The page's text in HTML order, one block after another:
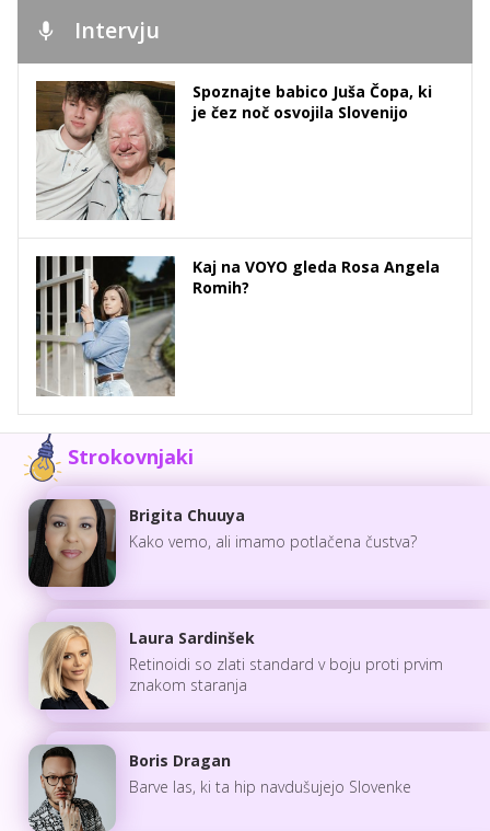
Intervju
Spoznajte babico Juša Čopa, ki
je čez noč osvojila Slovenijo
Kaj na VOYO gleda Rosa Angela
Romih?
Strokovnjaki
Brigita Chuuya
Kako vemo, ali imamo potlačena čustva?
Laura Sardinšek
Retinoidi so zlati standard v boju proti prvim
znakom staranja
Boris Dragan
Barve las, ki ta hip navdušujejo Slovenke